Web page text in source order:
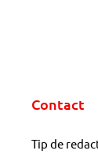
Contact
Tip de